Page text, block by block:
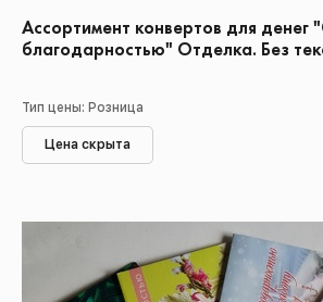
Ассортимент конвертов для денег
благодарностью" Отделка. Без
Тип цены: Розница
Цена скрыта